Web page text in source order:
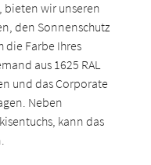
bieten wir unseren
den Sonnenschutz
die Farbe Ihres
aus 1625 RAL
und das Corporate
Neben
kann das